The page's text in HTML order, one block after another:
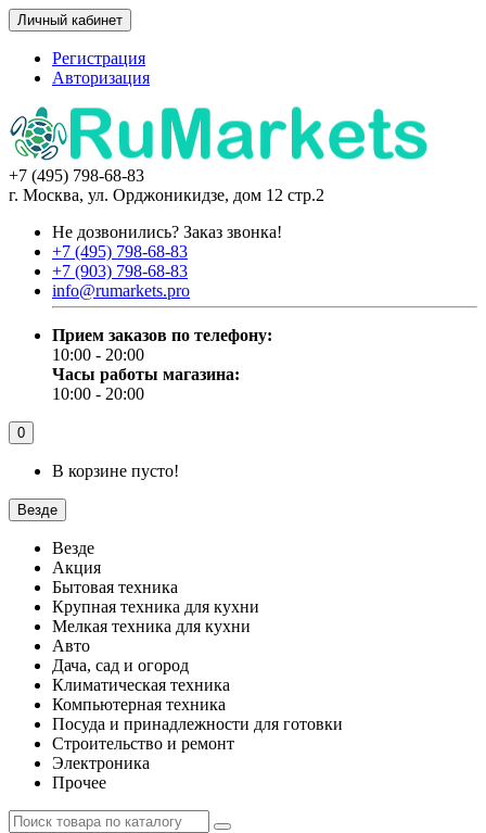
Личный кабинет
Регистрация
Авторизация
+7 (495) 798-68-83
г. Москва, ул. Орджоникидзе, дом 12 стр.2
Не дозвонились? Заказ звонка!
+7 (495) 798-68-83
+7 (903) 798-68-83
info@rumarkets.pro
Прием заказов по телефону:
10:00 - 20:00
Часы работы магазина:
10:00 - 20:00
0
В корзине пусто!
Везде
Везде
Акция
Бытовая техника
Крупная техника для кухни
Мелкая техника для кухни
Авто
Дача, сад и огород
Климатическая техника
Компьютерная техника
Посуда и принадлежности для готовки
Строительство и ремонт
Электроника
Прочее